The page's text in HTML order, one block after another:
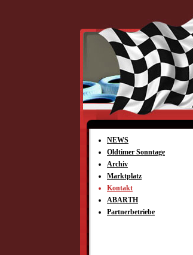
NEWS
Oldtimer Sonntage
Archiv
Marktplatz
Kontakt
ABARTH
Partnerbetriebe